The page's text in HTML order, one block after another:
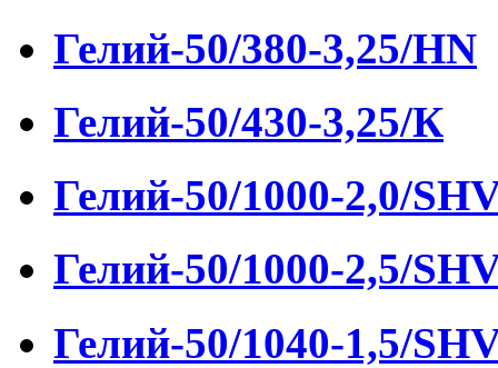
Гелий-50/380-3,25/HN
Гелий-50/430-3,25/К
Гелий-50/1000-2,0/
Гелий-50/1000-2,5/
Гелий-50/1040-1,5/